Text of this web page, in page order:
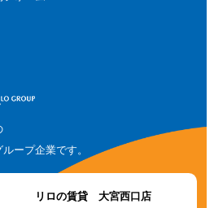
ープ企業です。
リロの賃貸 大宮西口店